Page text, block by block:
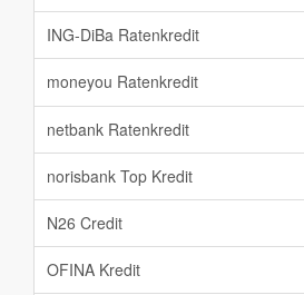
ING-DiBa Ratenkredit
moneyou Ratenkredit
netbank Ratenkredit
norisbank Top Kredit
N26 Credit
OFINA Kredit